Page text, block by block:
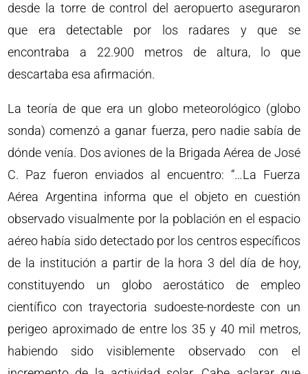
desde la torre de control del aeropuerto aseguraron
que era detectable por los radares y que se
encontraba a 22.900 metros de altura, lo que
descartaba esa afirmación.
La teoría de que era un globo meteorológico (globo
sonda) comenzó a ganar fuerza, pero nadie sabía de
dónde venía. Dos aviones de la Brigada Aérea de José
C. Paz fueron enviados al encuentro: “…La Fuerza
Aérea Argentina informa que el objeto en cuestión
observado visualmente por la población en el espacio
aéreo había sido detectado por los centros específicos
de la institución a partir de la hora 3 del día de hoy,
constituyendo un globo aerostático de empleo
científico con trayectoria sudoeste-nordeste con un
perigeo aproximado de entre los 35 y 40 mil metros,
habiendo sido visiblemente observado con el